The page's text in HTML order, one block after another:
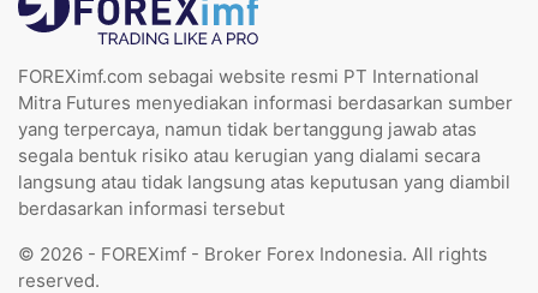
FOREXimf.com sebagai website resmi PT International
Mitra Futures menyediakan informasi berdasarkan sumber
yang terpercaya, namun tidak bertanggung jawab atas
segala bentuk risiko atau kerugian yang dialami secara
langsung atau tidak langsung atas keputusan yang diambil
berdasarkan informasi tersebut
© 2026 - FOREXimf - Broker Forex Indonesia. All rights
reserved.